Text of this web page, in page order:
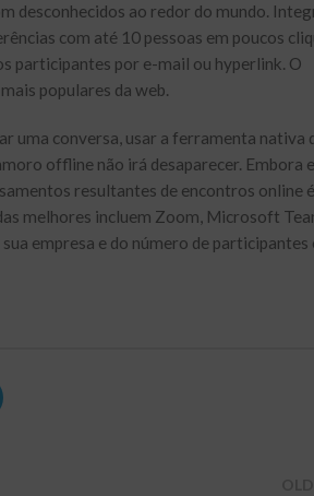
desconhecidos ao redor do mundo.
com até 10 pessoas em poucos
participantes por e-mail ou hyperlink. O
populares da web.
uma conversa, usar a ferramenta nativa
offline não irá desaparecer. Embora
resultantes de encontros online é
melhores incluem Zoom, Microsoft
empresa e do número de participantes